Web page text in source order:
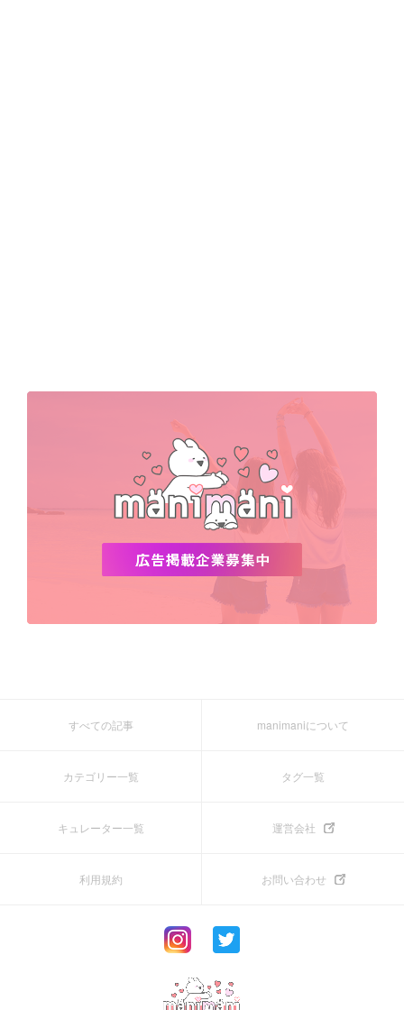
すべての記事 manimaniについて
カテゴリー一覧 タグ一覧
キュレーター一覧 運営会社
利用規約 お問い合わせ